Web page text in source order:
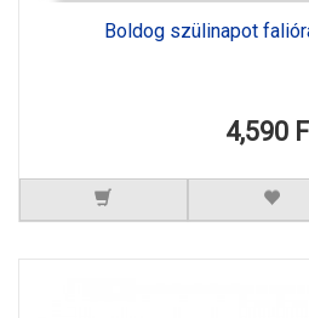
Boldog szülinapot
4,590